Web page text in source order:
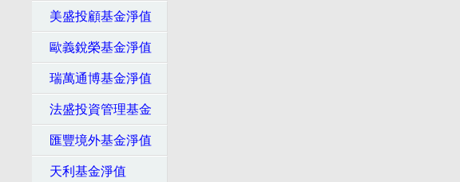
美盛投顧基金淨值
歐義銳榮基金淨值
瑞萬通博基金淨值
法盛投資管理基金
匯豐境外基金淨值
天利基金淨值